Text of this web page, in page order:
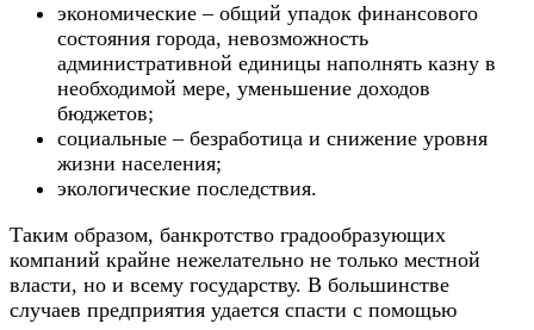
экономические – общий упадок финансового
состояния города, невозможность
административной единицы наполнять казну в
необходимой мере, уменьшение доходов
бюджетов;
социальные – безработица и снижение уровня
жизни населения;
экологические последствия.
Таким образом, банкротство градообразующих
компаний крайне нежелательно не только местной
власти, но и всему государству. В большинстве
случаев предприятия удается спасти с помощью